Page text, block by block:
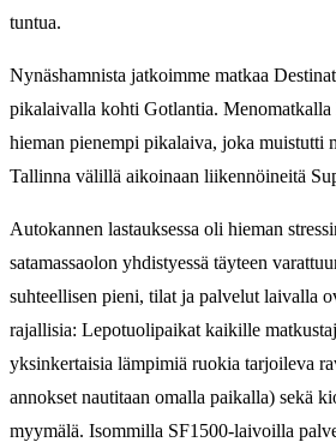
tuntua.
Nynäshamnista jatkoimme matkaa
pikalaivalla kohti Gotlantia. Menomatkalla
hieman pienempi pikalaiva, joka muistutti
Tallinna välillä aikoinaan liikennöineitä
Autokannen lastauksessa oli hieman
satamassaolon yhdistyessä täyteen
suhteellisen pieni, tilat ja palvelut laivalla
rajallisia: Lepotuolipaikat kaikille
yksinkertaisia lämpimiä ruokia tarjoileva
annokset nautitaan omalla paikalla) sekä
myymälä. Isommilla SF1500-laivoilla